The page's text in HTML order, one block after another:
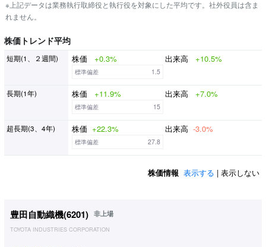
※上記データは業務執行取締役と執行役を対象にした平均です。社外役員は含ま
れません。
株価トレンド平均
短期(1、２週間) 株価 +0.3% 出来高 +10.5%
標準偏差 1.5
長期(1年) 株価 +11.9% 出来高 +7.0%
標準偏差 15
超長期(3、4年) 株価 +22.3% 出来高 -3.0%
標準偏差 27.8
株価情報 表示する | 表示しない
豊田自動織機(6201) 非上場
TOYOTA INDUSTRIES CORPORATION